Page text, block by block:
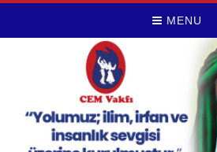
MENU